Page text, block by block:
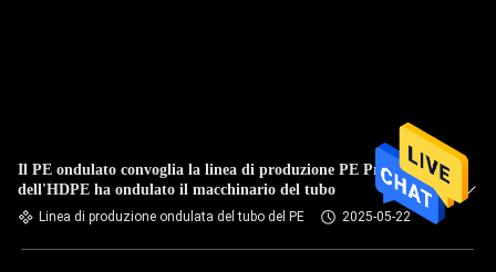
Il PE ondulato convoglia la linea di produzione PE Pretressed
dell'HDPE ha ondulato il macchinario del tubo
Linea di produzione ondulata del tubo del PE 2025-05-22